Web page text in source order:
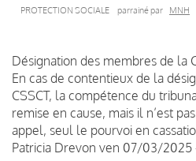
PROTECTION SOCIALE parrainé par MNH
Désignation des membres de la
En cas de contentieux de la
CSSCT, la compétence du
remise en cause, mais il n’est
appel, seul le pourvoi en
Patricia Drevon ven 07/03/2025